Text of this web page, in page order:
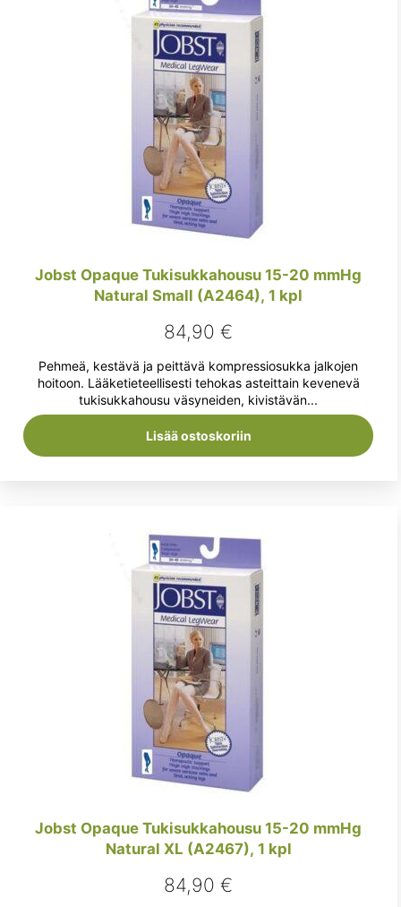
Jobst Opaque Tukisukkahousu 15-20 mmHg
Natural Small (A2464), 1 kpl
84,90€
Pehmeä, kestävä ja peittävä kompressiosukka jalkojen
hoitoon. Lääketieteellisesti tehokas asteittain kevenevä
tukisukkahousu väsyneiden, kivistävän...
Lisää ostoskoriin
Jobst Opaque Tukisukkahousu 15-20 mmHg
Natural XL (A2467), 1 kpl
84,90€